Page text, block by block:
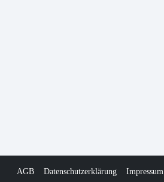
AGB Datenschutzerklärung Impressum